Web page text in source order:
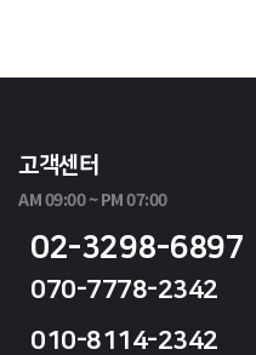
고객센터
AM 09:00 ~ PM 07:00
02-3298-6897
070-7778-2342
010-8114-2342